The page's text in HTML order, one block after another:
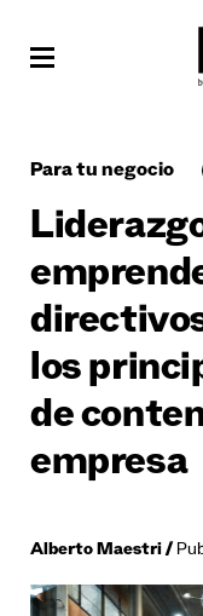
Para tu negocio
los
de
empresa
Alberto Maestri